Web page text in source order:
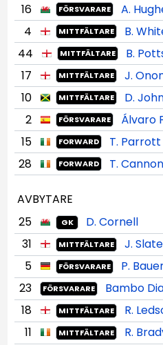
16
FÖRSVARARE
A.
4
MITTFÄLTARE
B.
44
MITTFÄLTARE B.
17 MITTFÄLTARE J.
10 MITTFÄLTARE
D.
2
FÖRSVARARE
Álvaro
15
FORWARD T. Parrott
28 FORWARD T. Cannon
AVBYTARE
25
GK
D. Cornell
31
MITTFÄLTARE
J.
5
FÖRSVARARE
P.
23
FÖRSVARARE
Bambo
18
MITTFÄLTARE
R.
11
MITTFÄLTARE R.